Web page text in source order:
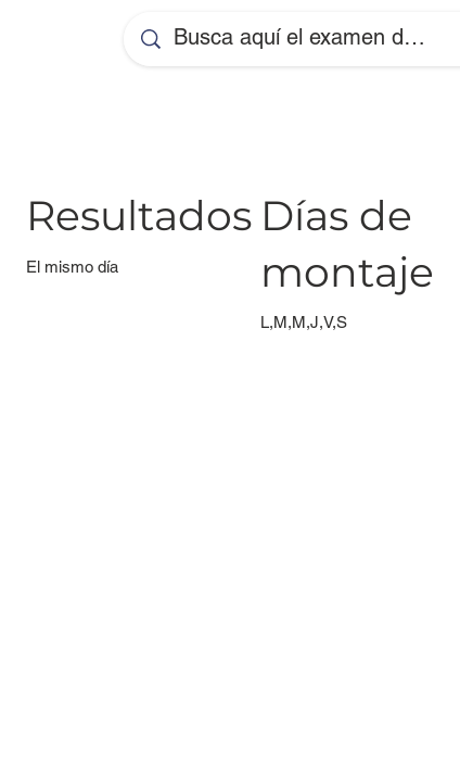
Resultados
El mismo día
Días de
montaje
L,M,M,J,V,S